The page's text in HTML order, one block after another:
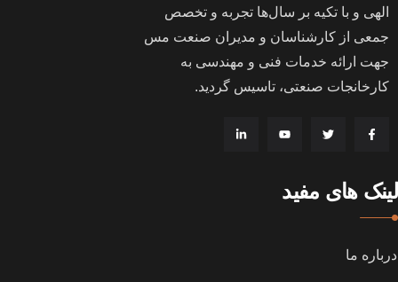
الهی و با تکیه بر سال‌ها تجربه و تخصص
جمعی از کارشناسان و مدیران صنعت مس
جهت ارائه خدمات فنی و مهندسی به
کارخانجات صنعتی، تاسیس گردید.
لینک های مفید
درباره ما